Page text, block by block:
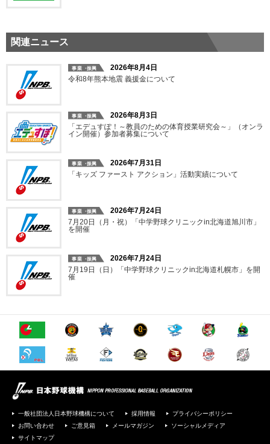
関連ニュース
2026年8月4日
令和8年熊本地震 義援金について
2026年8月3日
「エデュすぽ！～教員のための体育授業研究会～」（オンラ
イン開催）参加者募集について
2026年7月31日
「キッズ ファースト アクション」活動実績について
2026年7月24日
7月20日（月・祝）「中学野球クリニックin北海道旭川市」
を開催
2026年7月24日
7月19日（日）「中学野球クリニックin北海道札幌市」を開
催
一般社団法人日本野球機構について 採用情報
プライバシーポリシー
お問い合わせ
ご意見箱 メールマガジン
ソーシャルメディア
サイトマップ